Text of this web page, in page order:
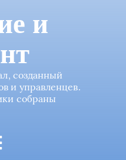
и
созданный
и управленцев.
собраны